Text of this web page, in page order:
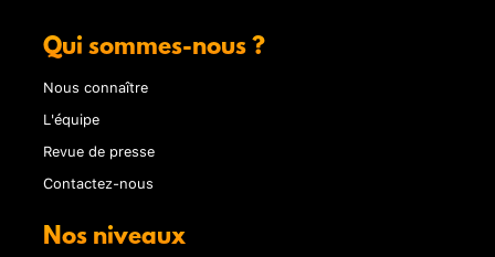
Qui sommes-nous ?
Nous connaître
L'équipe
Revue de presse
Contactez-nous
Nos niveaux